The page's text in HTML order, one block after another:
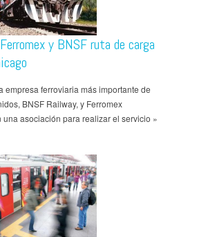
y BNSF ruta de carga
empresa ferroviaria más importante de
BNSF Railway, y Ferromex
una asociación para realizar el servicio »